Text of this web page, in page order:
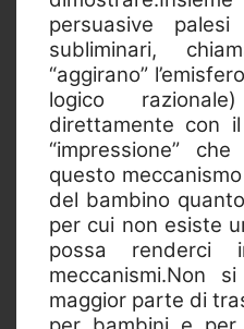
persuasive
subliminari,
“aggirano”
logico
direttamente con
“impressione”
questo
del bambino
per cui non esiste
possa renderci
meccanismi.Non
maggior parte di